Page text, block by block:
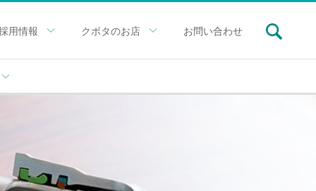
用情報 クボタのお店 お問い合わせ